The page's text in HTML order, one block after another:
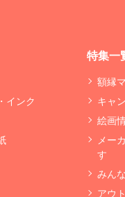
インク
特集一
額縁
キャ
絵画
メー
す
みん
アウ